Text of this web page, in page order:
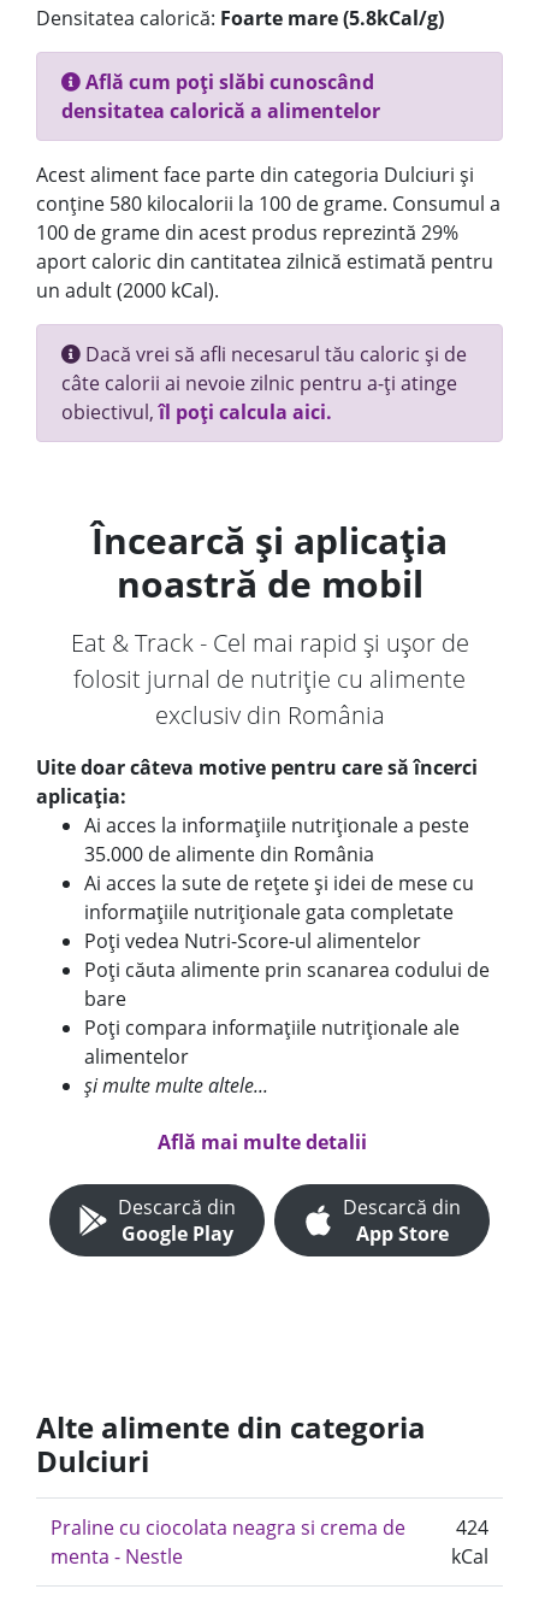
Densitatea calorică: Foarte mare (5.8kCal/g)
Află cum poți slăbi cunoscând
densitatea calorică a alimentelor
Acest aliment face parte din categoria Dulciuri și
conține 580 kilocalorii la 100 de grame. Consumul a
100 de grame din acest produs reprezintă 29%
aport caloric din cantitatea zilnică estimată pentru
un adult (2000 kCal).
Dacă vrei să afli necesarul tău caloric și de
câte calorii ai nevoie zilnic pentru a-ți atinge
obiectivul,îl poți calcula aici.
Încearcă și aplicația
noastră de mobil
Eat & Track - Cel mai rapid și ușor de
folosit jurnal de nutriție cu alimente
exclusiv din România
Uite doar câteva motive pentru care să încerci
aplicația:
Ai acces la informațiile nutriționale a peste
35.000 de alimente din România
Ai acces la sute de rețete și idei de mese cu
informațiile nutriționale gata completate
Poți vedea Nutri-Score-ul alimentelor
Poți căuta alimente prin scanarea codului de
bare
Poți compara informațiile nutriționale ale
alimentelor
și multe multe altele...
Află mai multe detalii
Descarcă din
Google Play
Descarcă din
App Store
Alte alimente din categoria
Dulciuri
Praline cu ciocolata neagra si crema de
menta - Nestle
424
kCal